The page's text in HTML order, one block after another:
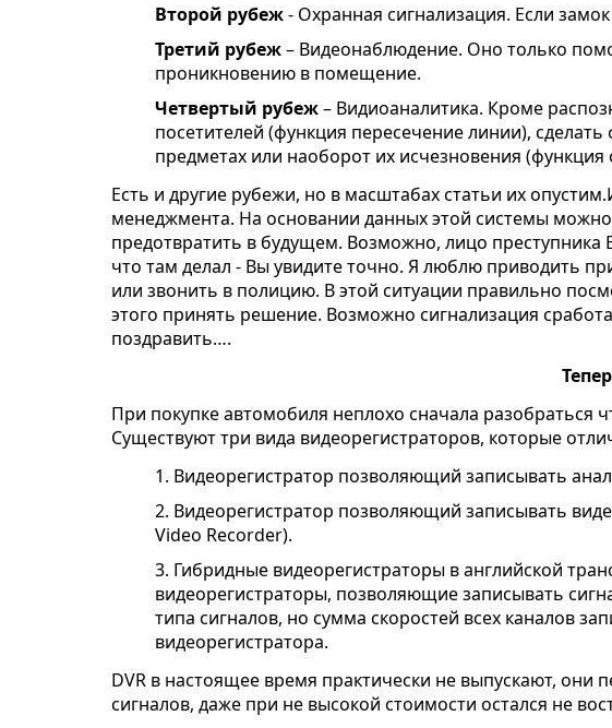
Второй рубеж- Охранная сигнализация. Если
Третий рубеж– Видеонаблюдение. Оно только
проникновению в помещение.
Четвертый рубеж– Видиоаналитика. Кроме
посетителей (функция пересечение линии),
предметах или наоборот их исчезновения
Есть и другие рубежи, но в масштабах статьи их
менеджмента. На основании данных этой системы
предотвратить в будущем. Возможно, лицо
что там делал - Вы увидите точно. Я люблю приводить
или звонить в полицию. В этой ситуации правильно
этого принять решение. Возможно сигнализация
поздравить….
При покупке автомобиля неплохо сначала разобраться
Существуют три вида видеорегистраторов, которые
1. Видеорегистратор позволяющий записывать
2. Видеорегистратор позволяющий записывать
Video Recorder).
3. Гибридные видеорегистраторы в английской
видеорегистраторы, позволяющие записывать
типа сигналов, но сумма скоростей всех каналов
видеорегистратора.
DVR в настоящее время практически не выпускают,
сигналов, даже при не высокой стоимости остался не